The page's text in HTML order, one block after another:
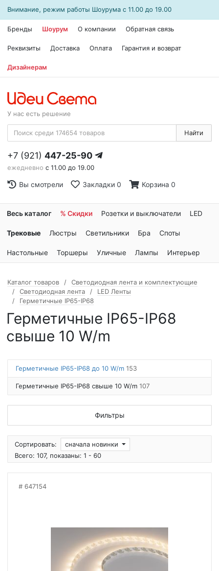
Внимание, режим работы Шоурума с 11.00 до 19.00
Бренды Шоурум О компании Обратная связь
Реквизиты Доставка Оплата Гарантия и возврат
Дизайнерам
У нас есть решение
Найти
+7 (921) 447-25-90
ежедневно с 11.00 до 19.00
Вы смотрели Закладки 0 Корзина 0
Весь каталог % Скидки Розетки и выключатели LED
Трековые Люстры Светильники Бра Споты
Настольные Торшеры Уличные Лампы Интерьер
Каталог товаров
Светодиодная лента и комплектующие
Светодиодная лента
LED Ленты
Герметичные IP65-IP68
Герметичные IP65-IP68
свыше 10 W/m
Герметичные IP65-IP68 до 10 W/m 153
Герметичные IP65-IP68 свыше 10 W/m 107
Фильтры
Сортировать:
сначала новинки
Всего: 107, показаны: 1 - 60
647154